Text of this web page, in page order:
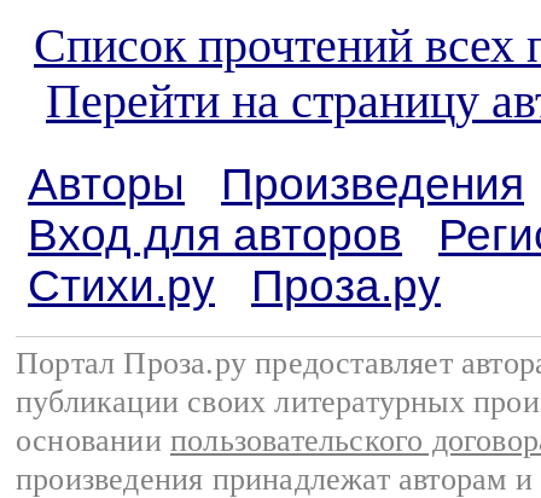
Список прочтений всех
Перейти на страницу
Авторы
Произведения
Вход для авторов
Стихи.ру
Проза.ру
Портал Проза.ру предоставляет
публикации своих литературных
основании пользовательского
произведения принадлежат авторам